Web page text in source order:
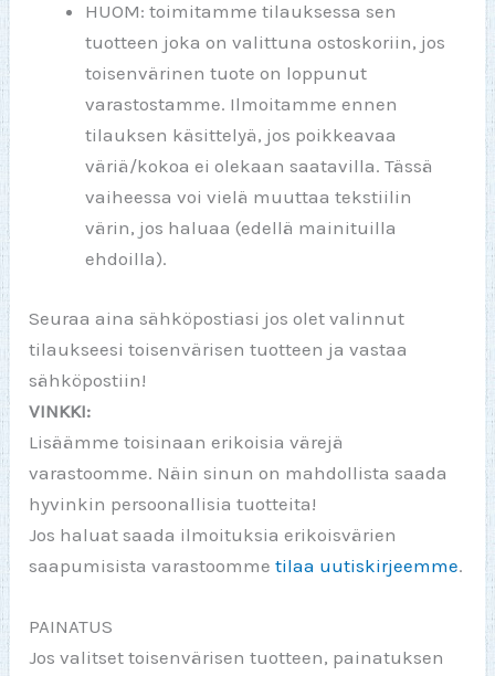
HUOM: toimitamme tilauksessa sen
tuotteen joka on valittuna ostoskoriin, jos
toisenvärinen tuote on loppunut
varastostamme. Ilmoitamme ennen
tilauksen käsittelyä, jos poikkeavaa
väriä/kokoa ei olekaan saatavilla. Tässä
vaiheessa voi vielä muuttaa tekstiilin
värin, jos haluaa (edellä mainituilla
ehdoilla).
Seuraa aina sähköpostiasi jos olet valinnut
tilaukseesi toisenvärisen tuotteen ja vastaa
sähköpostiin!
VINKKI:
Lisäämme toisinaan erikoisia värejä
varastoomme. Näin sinun on mahdollista saada
hyvinkin persoonallisia tuotteita!
Jos haluat saada ilmoituksia erikoisvärien
saapumisista varastoommetilaa uutiskirjeemme.
PAINATUS
Jos valitset toisenvärisen tuotteen, painatuksen